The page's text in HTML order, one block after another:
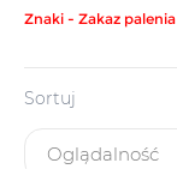
ART.
NADRUKI/
INNE BHP
OKAZJE/
Znaki - Zakaz
Sortuj